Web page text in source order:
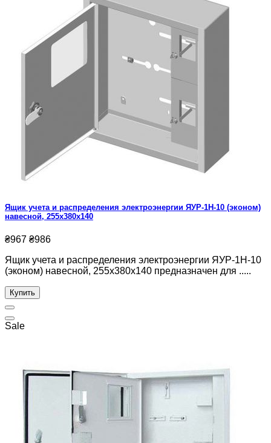
Ящик учета и распределения электроэнергии ЯУР-1Н-10 (эконом)
навесной, 255x380x140
₴967 ₴986
Ящик учета и распределения электроэнергии ЯУР-1Н-10
(эконом) навесной, 255x380x140 предназначен для .....
Купить
Sale